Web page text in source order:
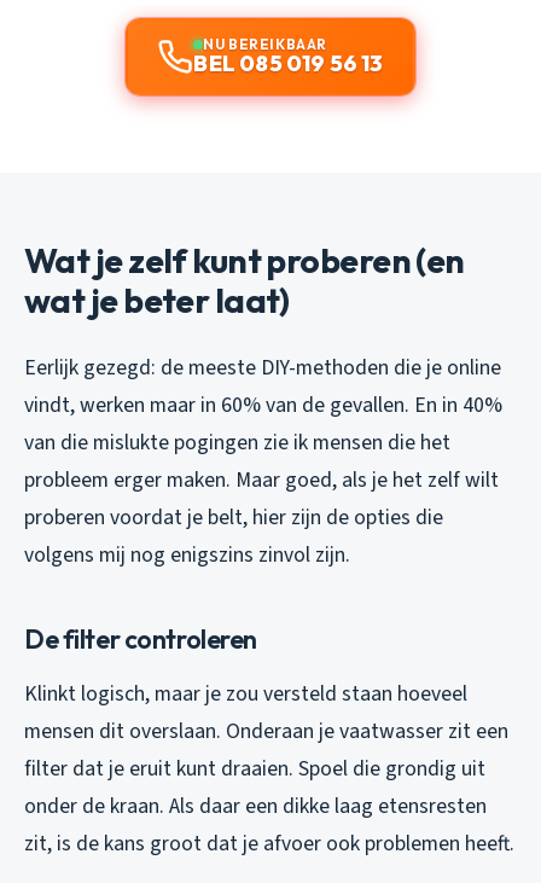
NU BEREIKBAAR
BEL 085 019 56 13
Wat je zelf kunt proberen (en
wat je beter laat)
Eerlijk gezegd: de meeste DIY-methoden die je online
vindt, werken maar in 60% van de gevallen. En in 40%
van die mislukte pogingen zie ik mensen die het
probleem erger maken. Maar goed, als je het zelf wilt
proberen voordat je belt, hier zijn de opties die
volgens mij nog enigszins zinvol zijn.
De filter controleren
Klinkt logisch, maar je zou versteld staan hoeveel
mensen dit overslaan. Onderaan je vaatwasser zit een
filter dat je eruit kunt draaien. Spoel die grondig uit
onder de kraan. Als daar een dikke laag etensresten
zit, is de kans groot dat je afvoer ook problemen heeft.